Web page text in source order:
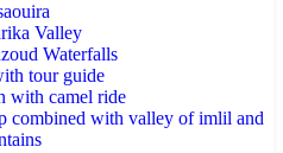
Valley
Waterfalls
tour guide
with camel ride
combined with valley of imlil and